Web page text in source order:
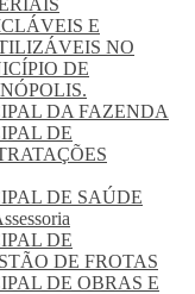
E
NO
DE
DA FAZENDA
DE
DE SAÚDE
DE
DE FROTAS
DE OBRAS E